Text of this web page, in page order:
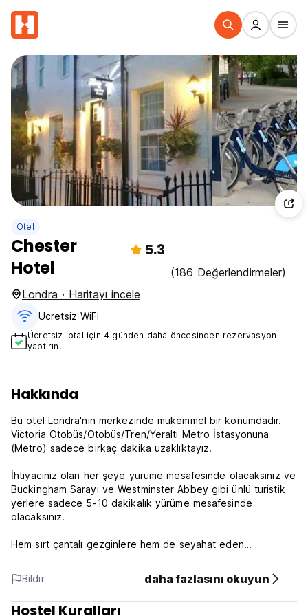
Otel
Chester
Hotel
5.3
(186 Değerlendirmeler)
Londra · Haritayı incele
Ücretsiz WiFi
Ücretsiz iptal için 4 günden daha öncesinden rezervasyon
yaptırın.
Hakkında
Bu otel Londra'nın merkezinde mükemmel bir konumdadır.
Victoria Otobüs/Otobüs/Tren/Yeraltı Metro İstasyonuna
(Metro) sadece birkaç dakika uzaklıktayız.
İhtiyacınız olan her şeye yürüme mesafesinde olacaksınız ve
Buckingham Sarayı ve Westminster Abbey gibi ünlü turistik
yerlere sadece 5-10 dakikalık yürüme mesafesinde
olacaksınız.
Hem sırt çantalı gezginlere hem de seyahat eden
imkanı sunmaktan gurur duyuyoruz.
24 saat erişim.
Bildir daha fazlasını okuyun
Hostel Kuralları